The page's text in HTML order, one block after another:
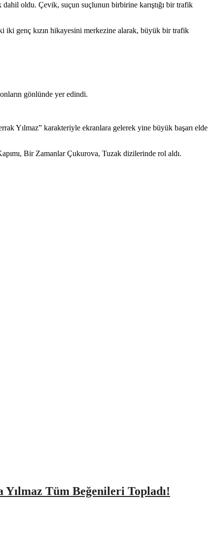
oldu. Çevik, suçun suçlunun birbirine karıştığı bir trafik
iki genç kızın hikayesini merkezine alarak, büyük bir trafik
gönlünde yer edindi.
Yılmaz” karakteriyle ekranlara gelerek yine büyük başarı elde
Bir Zamanlar Çukurova, Tuzak dizilerinde rol aldı.
Tüm Beğenileri Topladı!